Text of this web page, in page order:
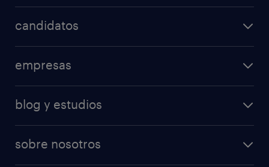
candidatos
empresas
blog y estudios
sobre nosotros